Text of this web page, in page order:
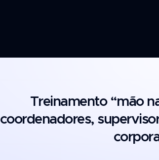
Treinamento “mão
coordenadores,